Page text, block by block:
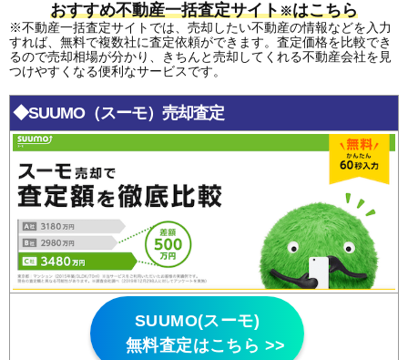
おすすめ不動産一括査定サイト※はこちら
※不動産一括査定サイトでは、売却したい不動産の情報などを入力
すれば、無料で複数社に査定依頼ができます。査定価格を比較でき
るので売却相場が分かり、きちんと売却してくれる不動産会社を見
つけやすくなる便利なサービスです。
◆SUUMO（スーモ）売却査定
SUUMO(スーモ)
無料査定はこちら >>